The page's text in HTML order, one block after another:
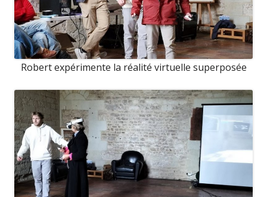
Robert expérimente la réalité virtuelle superposée